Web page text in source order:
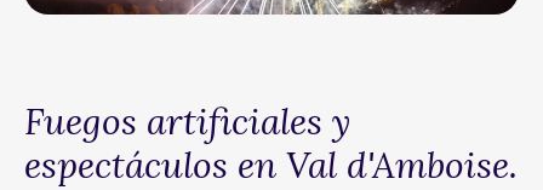
Fuegos artificiales y
espectáculos en Val d'Amboise.